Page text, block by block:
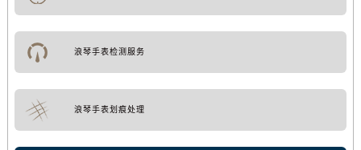
浪琴手表检测服务
浪琴手表划痕处理